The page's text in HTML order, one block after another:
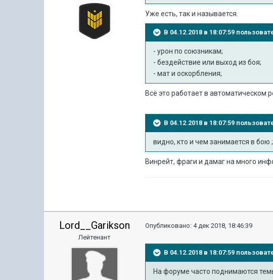
Уже есть, так и называется.
В 04.12.2018 в 18:07:59
- урон по союзникам;
- бездействие или выход из боя;
- мат и оскорбления;
Всё это работает в автоматическом
В 04.12.2018 в 18:07:59
видно, кто и чем занимается в бою
Винрейт, фраги и дамаг на много
Lord__Garikson
Лейтенант
Опубликовано:4 дек 2018, 18:46:39
В 04.12.2018 в 18:07:59
На форуме часто поднимаются